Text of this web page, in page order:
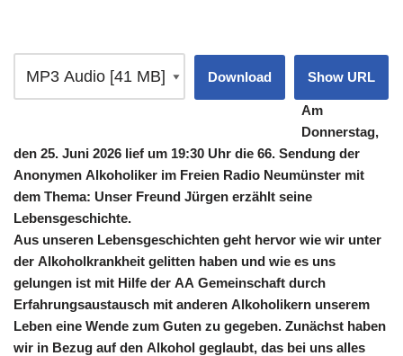
Download Show URL
Am
Donnerstag,
den 25. Juni 2026 lief um 19:30 Uhr die 66. Sendung der
Anonymen Alkoholiker im Freien Radio Neumünster mit
dem Thema: Unser Freund Jürgen erzählt seine
Lebensgeschichte.
Aus unseren Lebensgeschichten geht hervor wie wir unter
der Alkoholkrankheit gelitten haben und wie es uns
gelungen ist mit Hilfe der AA Gemeinschaft durch
Erfahrungsaustausch mit anderen Alkoholikern unserem
Leben eine Wende zum Guten zu gegeben. Zunächst haben
wir in Bezug auf den Alkohol geglaubt, das bei uns alles